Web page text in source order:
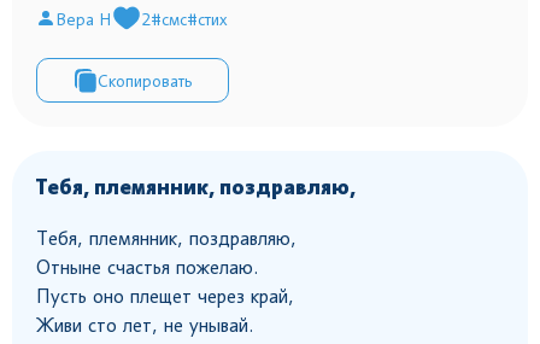
Вера Н 2#смс#стих
Скопировать
Тебя, племянник, поздравляю,
Тебя, племянник, поздравляю,
Отныне счастья пожелаю.
Пусть оно плещет через край,
Живи сто лет, не унывай.